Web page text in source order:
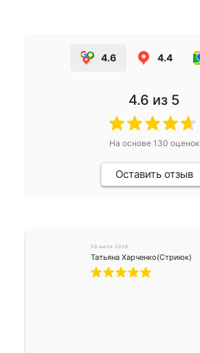
4.6 4.4
4.6 из 5
На основе 130 оценок
Оставить отзыв
29 июля 2026
Татьяна Харченко(Стриюк)